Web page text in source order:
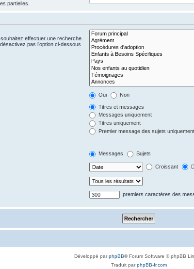
partielles.
effectuer une recherche.
pas l’option ci-dessous
Oui Non
Titres et messages
Messages uniquement
Titres uniquement
Premier message des sujets uniquement
Messages Sujets
Croissant
premiers caractères des
Développé parphpBB® Forum Software © phpBB
Traduit parphpBB-fr.com